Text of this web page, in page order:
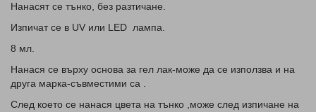
Нанасят се тънко, без разтичане.
Изпичат се в UV или LED лампа.
8 мл.
Нанася се върху основа за гел лак-може да се използва и на
друга марка-съвместими са .
След което се нанася цвета на тънко ,може след изпичане на